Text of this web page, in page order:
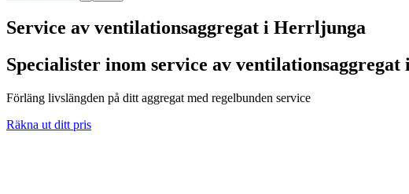
Service av ventilationsaggregat i Herrljunga
Specialister inom service av
Förläng livslängden på ditt aggregat med regelbunden service
Räkna ut ditt pris